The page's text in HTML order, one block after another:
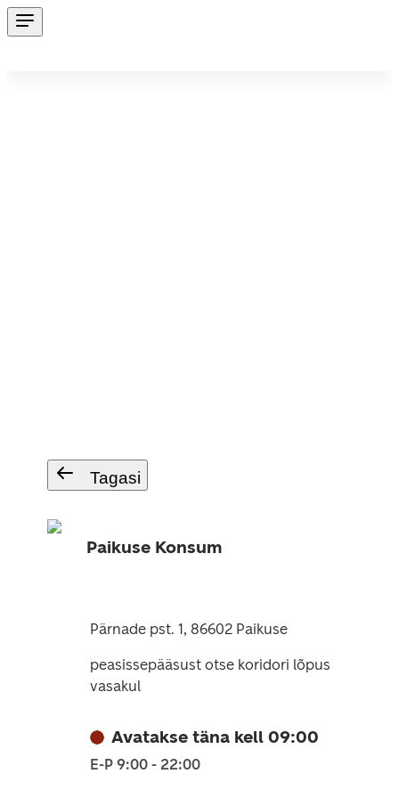
Tagasi
Paikuse Konsum
Pärnade pst. 1, 86602 Paikuse
peasissepääsust otse koridori lõpus
vasakul
Avatakse täna kell 09:00
E-P 9:00 - 22:00